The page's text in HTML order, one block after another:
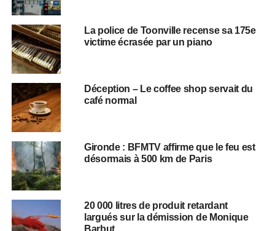
La police de Toonville recense sa 175e
victime écrasée par un piano
Déception – Le coffee shop servait du
café normal
Gironde : BFMTV affirme que le feu est
désormais à 500 km de Paris
20 000 litres de produit retardant
largués sur la démission de Monique
Barbut